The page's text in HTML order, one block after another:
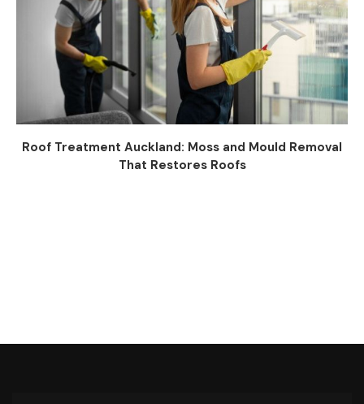
Roof Treatment Auckland: Moss and Mould Removal
That Restores Roofs